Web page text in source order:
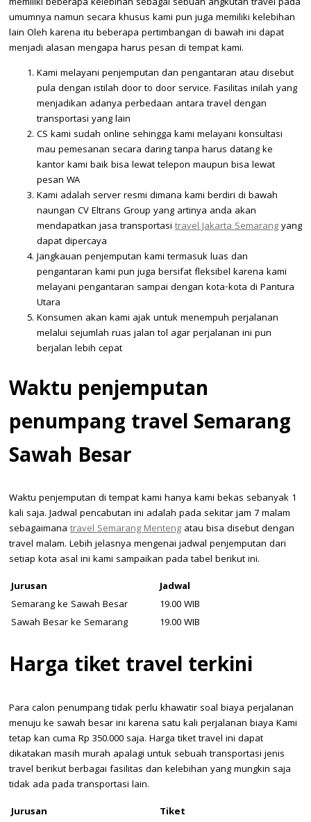
umumnya namun secara khusus kami pun juga memiliki kelebihan
lain Oleh karena itu beberapa pertimbangan di bawah ini dapat
menjadi alasan mengapa harus pesan di tempat kami.
Kami melayani penjemputan dan pengantaran atau disebut
pula dengan istilah door to door service. Fasilitas inilah yang
menjadikan adanya perbedaan antara travel dengan
transportasi yang lain
CS kami sudah online sehingga kami melayani konsultasi
mau pemesanan secara daring tanpa harus datang ke
kantor kami baik bisa lewat telepon maupun bisa lewat
pesan WA
Kami adalah server resmi dimana kami berdiri di bawah
naungan CV Eltrans Group yang artinya anda akan
mendapatkan jasa transportasi travel Jakarta Semarangyang
dapat dipercaya
Jangkauan penjemputan kami termasuk luas dan
pengantaran kami pun juga bersifat fleksibel karena kami
melayani pengantaran sampai dengan kota-kota di Pantura
Utara
Konsumen akan kami ajak untuk menempuh perjalanan
melalui sejumlah ruas jalan tol agar perjalanan ini pun
berjalan lebih cepat
Waktu penjemputan
penumpang travel Semarang
Sawah Besar
Waktu penjemputan di tempat kami hanya kami bekas sebanyak 1
kali saja. Jadwal pencabutan ini adalah pada sekitar jam 7 malam
sebagaimana travel Semarang Menteng atau bisa disebut dengan
travel malam. Lebih jelasnya mengenai jadwal penjemputan dari
setiap kota asal ini kami sampaikan pada tabel berikut ini.
Jurusan
Jadwal
Semarang ke Sawah Besar
19.00 WIB
Sawah Besar ke Semarang
19.00 WIB
Harga tiket travel terkini
Para calon penumpang tidak perlu khawatir soal biaya perjalanan
menuju ke sawah besar ini karena satu kali perjalanan biaya Kami
tetap kan cuma Rp 350.000 saja. Harga tiket travel ini dapat
dikatakan masih murah apalagi untuk sebuah transportasi jenis
travel berikut berbagai fasilitas dan kelebihan yang mungkin saja
tidak ada pada transportasi lain.
Jurusan
Tiket